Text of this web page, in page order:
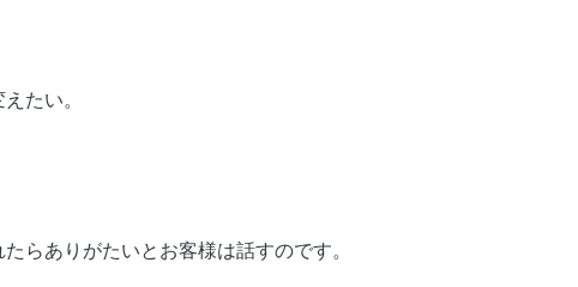
たい。
らありがたいとお客様は話すのです。